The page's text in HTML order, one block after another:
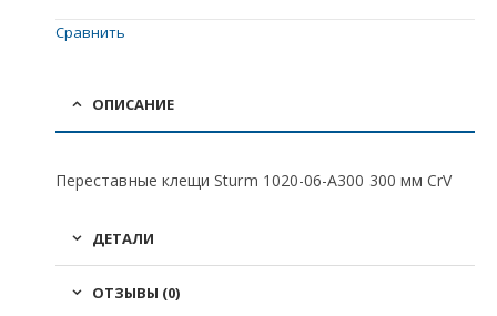
Сравнить
ОПИСАНИЕ
Переставные клещи Sturm 1020-06-A300 300 мм CrV
ДЕТАЛИ
ОТЗЫВЫ (0)